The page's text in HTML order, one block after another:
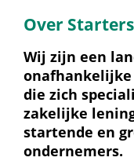
Over
Wij zijn een
die zich
zakelijke
startende en
ondernemers.